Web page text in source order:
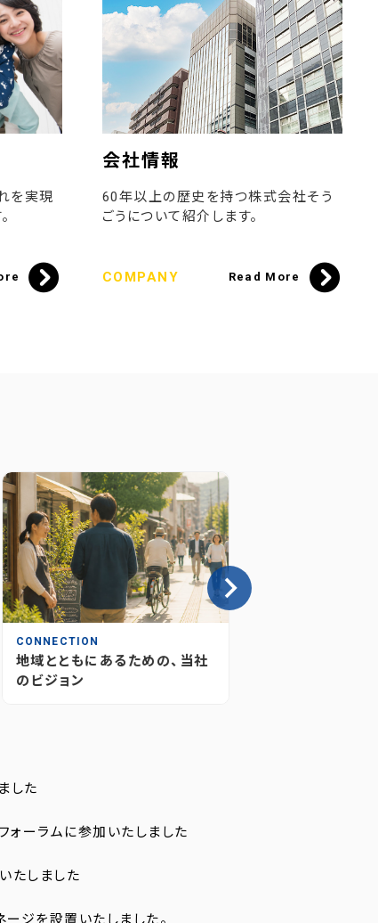
を実現
会社情報
60年以上の歴史を持つ株式会社そう
ごうについて紹介します。
COMPANY Read More
CONNECTION
地域とともにあるための、当社
のビジョン
した
ーラムに参加いたしました
たしました
ジを設置いたしました。